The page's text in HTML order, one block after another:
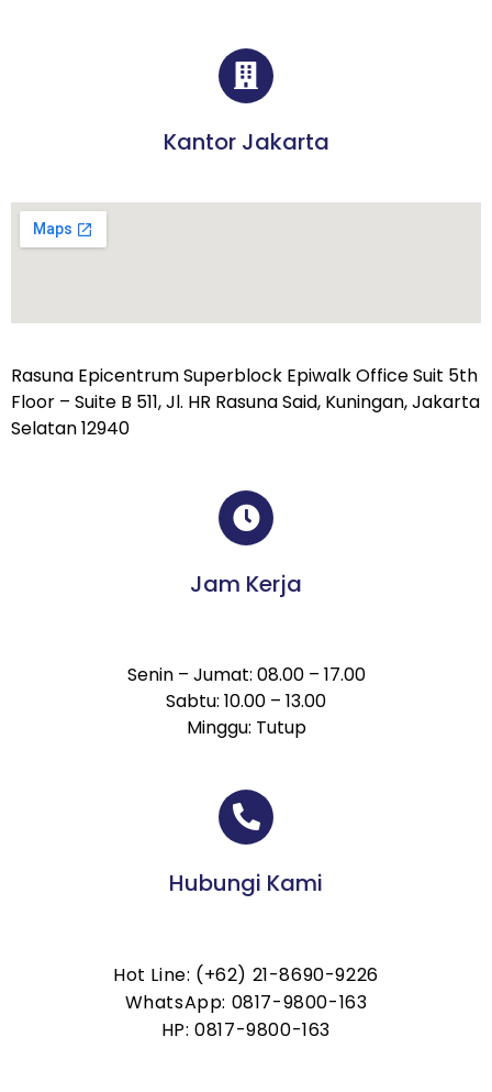
Kantor Jakarta
Rasuna Epicentrum Superblock Epiwalk Office Suit 5th
Floor – Suite B 511, Jl. HR Rasuna Said, Kuningan, Jakarta
Selatan 12940
Jam Kerja
Senin – Jumat: 08.00 – 17.00
Sabtu: 10.00 – 13.00
Minggu: Tutup
Hubungi Kami
Hot Line: (+62) 21-8690-9226
WhatsApp: 0817-9800-163
HP: 0817-9800-163